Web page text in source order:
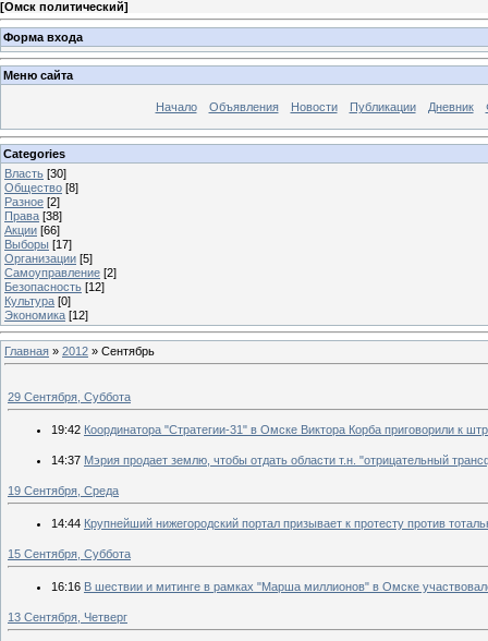
[Омск политический]
Форма входа
Меню сайта
Начало Объявления Новости Публикации Дневник
Categories
Власть [30]
Общество [8]
Разное [2]
Права [38]
Акции [66]
Выборы [17]
Организации [5]
Самоуправление [2]
Безопасность [12]
Культура [0]
Экономика [12]
Главная » 2012 » Сентябрь
29 Сентября, Суббота
19:42 Координатора "Стратегии-31" в Омске Виктора Корба приговорили к
14:37 Мэрия продает землю, чтобы отдать области т.н. "отрицательный
19 Сентября, Среда
14:44 Крупнейший нижегородский портал призывает к протесту против
15 Сентября, Суббота
16:16 В шествии и митинге в рамках "Марша миллионов" в Омске
13 Сентября, Четверг